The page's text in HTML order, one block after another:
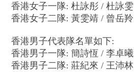
香港女子一隊: 杜詠彤 / 杜詠雯
香港女子二隊: 黃雯靖 / 曾岳羚
香港男子代表隊名單如下:
香港男子一隊: 簡詩恆 / 李卓曦
香港男子二隊: 莊紀來 / 王沛林